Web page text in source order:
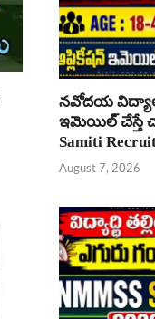
నవోదయ
ఇమెయిల్ చేస్తే
Samiti
August 7, 2026